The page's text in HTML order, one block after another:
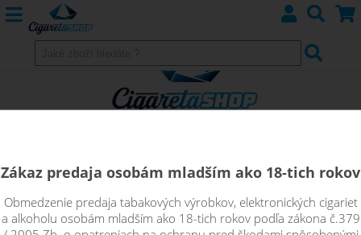
E-cigarety eGO AIO
Zákaz predaja osobám mladším ako 18-tich rokov
Obmedzenie predaja tabakových výrobkov, elektronických cigariet
a alkoholu osobám mladším ako 18-tich rokov podľa zákona č.379